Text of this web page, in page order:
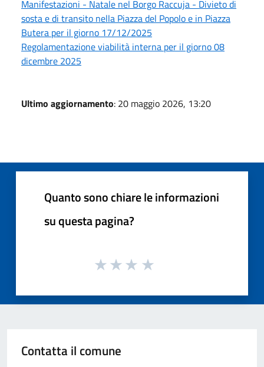
Manifestazioni - Natale nel Borgo Raccuja - Divieto di
sosta e di transito nella Piazza del Popolo e in Piazza
Butera per il giorno 17/12/2025
Regolamentazione viabilità interna per il giorno 08
dicembre 2025
Ultimo aggiornamento: 20 maggio 2026, 13:20
Quanto sono chiare le informazioni
su questa pagina?
Contatta il comune